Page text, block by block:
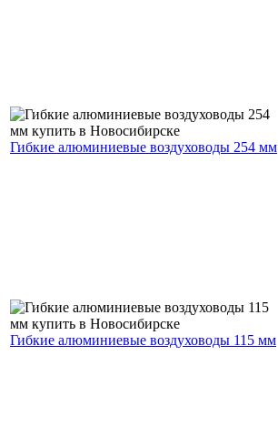
Гибкие алюминиевые воздуховоды 254 мм
Гибкие алюминиевые воздуховоды 115 мм